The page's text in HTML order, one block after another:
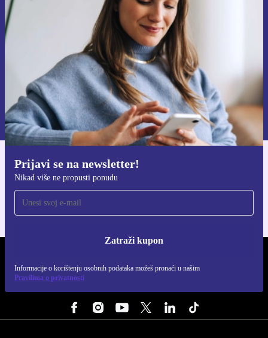
Prijavi se na newsletter!
Nikad više ne propusti ponudu
Zatraži kupon
Informacije o korištenju osobnih podataka možeš pronaći u našim
Pravilima o privatnosti
Nikad više ne propusti ponudu.
Zatraži kupon
Informacije o korištenju osobnih podataka možeš pronaći u našim
Pravilima privatnosti.
Preuzmi refurbed aplikaciju
Za iOS i Android